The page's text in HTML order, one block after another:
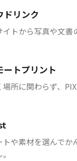
ドリンク
トから写真や文書
ートプリント
所に関わらず、
や素材を選んでか